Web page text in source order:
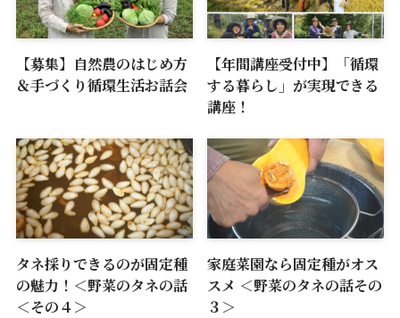
【募集】自然農のはじめ方
＆手づくり循環生活お話会
【年間講座受付中】「循環
する暮らし」が実現できる
講座！
タネ採りできるのが固定種
の魅力！＜野菜のタネの話
＜その４＞
家庭菜園なら固定種がオス
スメ ＜野菜のタネの話その
３＞